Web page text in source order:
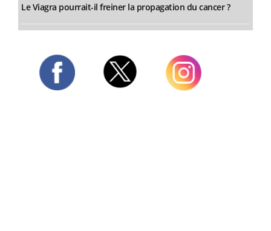
Le Viagra pourrait-il freiner la propagation du cancer ?